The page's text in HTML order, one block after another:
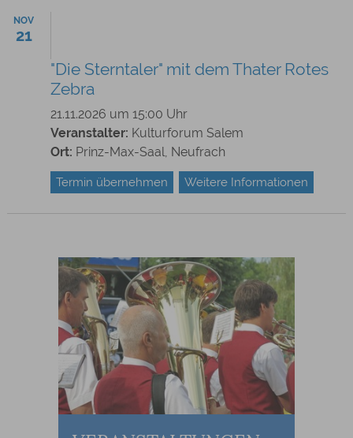
NOV
21
"Die Sterntaler" mit dem Thater Rotes
Zebra
21.11.2026 um 15:00 Uhr
Veranstalter: Kulturforum Salem
Ort: Prinz-Max-Saal, Neufrach
Termin übernehmen Weitere Informationen